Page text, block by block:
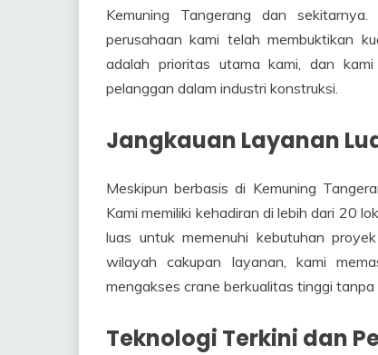
Kemuning Tangerang dan
perusahaan kami telah membuktikan
adalah prioritas utama kami, dan
pelanggan dalam industri konstruksi.
Jangkauan Layanan
Meskipun berbasis di Kemuning
Kami memiliki kehadiran di lebih dari 20
luas untuk memenuhi kebutuhan
wilayah cakupan layanan, kami
mengakses crane berkualitas tinggi
Teknologi Terkini dan